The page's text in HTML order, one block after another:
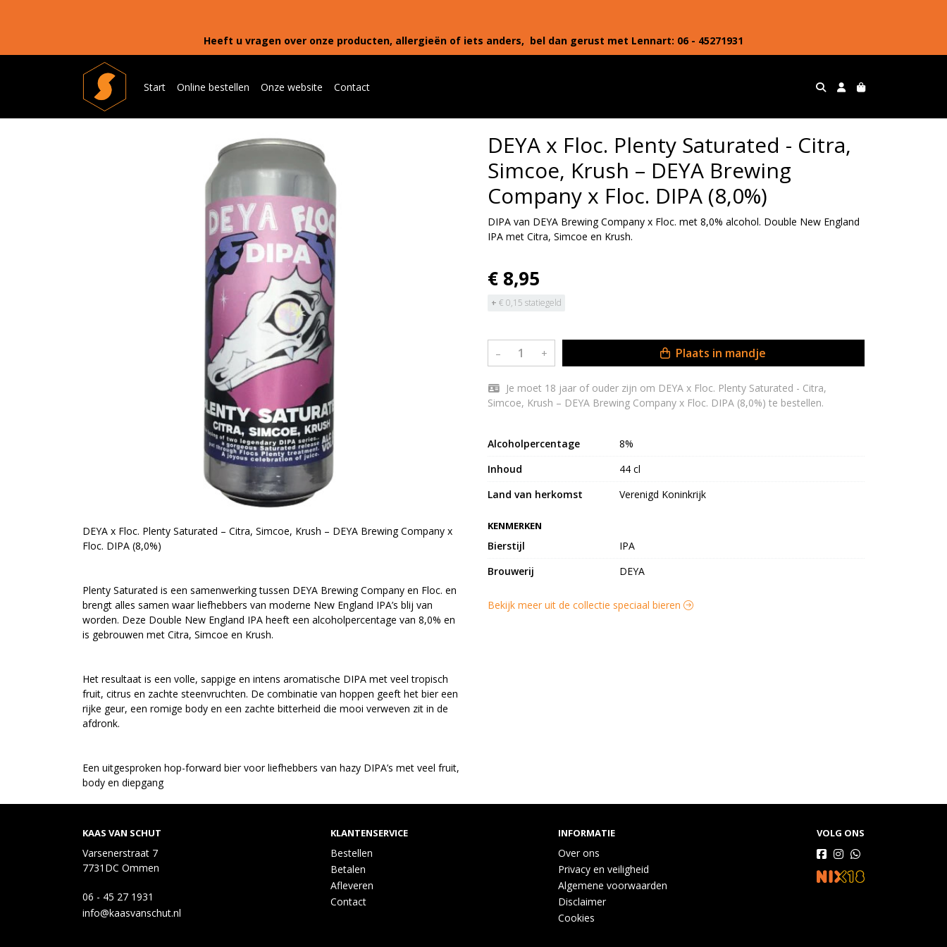
Heeft u vragen over onze producten, allergieën of iets anders, bel dan gerust met Lennart: 06 - 45271931
Start Online bestellen Onze website Contact
DEYA x Floc. Plenty Saturated – Citra, Simcoe, Krush – DEYA Brewing Company x
Floc. DIPA (8,0%)
Plenty Saturated is een samenwerking tussen DEYA Brewing Company en Floc. en
brengt alles samen waar liefhebbers van moderne New England IPA’s blij van
worden. Deze Double New England IPA heeft een alcoholpercentage van 8,0% en
is gebrouwen met Citra, Simcoe en Krush.
Het resultaat is een volle, sappige en intens aromatische DIPA met veel tropisch
fruit, citrus en zachte steenvruchten. De combinatie van hoppen geeft het bier een
rijke geur, een romige body en een zachte bitterheid die mooi verweven zit in de
afdronk.
Een uitgesproken hop-forward bier voor liefhebbers van hazy DIPA’s met veel fruit,
body en diepgang
DEYA x Floc. Plenty Saturated - Citra,
Simcoe, Krush – DEYA Brewing
Company x Floc. DIPA (8,0%)
DIPA van DEYA Brewing Company x Floc. met 8,0% alcohol. Double New England
IPA met Citra, Simcoe en Krush.
€ 8,95
+ € 0,15 statiegeld
– + Plaats in mandje
Simcoe, Krush – DEYA Brewing Company x Floc. DIPA (8,0%) te bestellen.
Alcoholpercentage
8%
Inhoud
44 cl
Land van herkomst
Verenigd Koninkrijk
KENMERKEN
Bierstijl
IPA
Brouwerij
DEYA
Bekijk meer uit de collectie speciaal bieren
KAAS VAN SCHUT
Varsenerstraat 7
7731DC Ommen
06 - 45 27 1931
info@kaasvanschut.nl
KLANTENSERVICE
Bestellen
Betalen
Afleveren
Contact
INFORMATIE
Over ons
Privacy en veiligheid
Algemene voorwaarden
Disclaimer
Cookies
VOLG ONS